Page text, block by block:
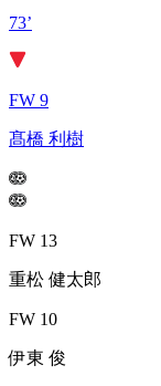
73’
FW 9
髙橋 利樹
FW 13
重松 健太郎
FW 10
伊東 俊